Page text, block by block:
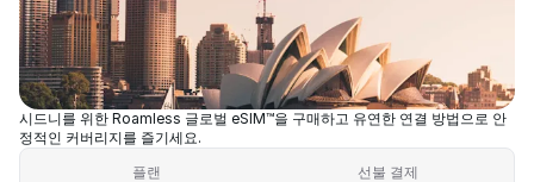
시드니를 위한 Roamless 글로벌 eSIM™을 구매하고 유연한 연결 방법으로 안
정적인 커버리지를 즐기세요.
플랜
선불 결제